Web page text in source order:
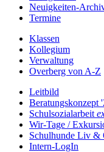
Neuigkeiten-
Termine
Klassen
Kollegium
Verwaltung
Overberg von A-Z
Leitbild
Beratungskonzept
Schulsozialarbeit
Wir-Tage /
Schulhunde Liv &
Intern-LogIn